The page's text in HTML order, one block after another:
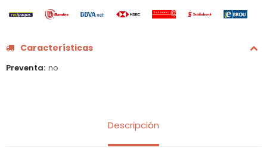
Características
Preventa no
Descripción